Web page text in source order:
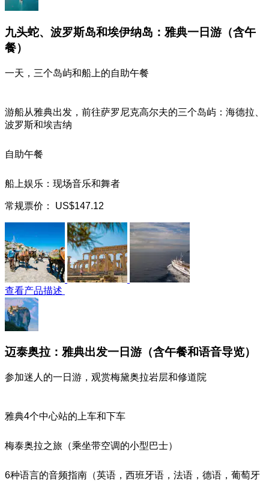
九头蛇、波罗斯岛和埃伊纳岛：雅典一日游（含午
餐）
一天，三个岛屿和船上的自助午餐
游船从雅典出发，前往萨罗尼克高尔夫的三个岛屿：海德拉、
波罗斯和埃吉纳
自助午餐
船上娱乐：现场音乐和舞者
常规票价： US$147.12
查看产品描述
迈泰奥拉：雅典出发一日游（含午餐和语音导览）
参加迷人的一日游，观赏梅黛奥拉岩层和修道院
雅典4个中心站的上车和下车
梅泰奥拉之旅（乘坐带空调的小型巴士）
6种语言的音频指南（英语，西班牙语，法语，德语，葡萄牙